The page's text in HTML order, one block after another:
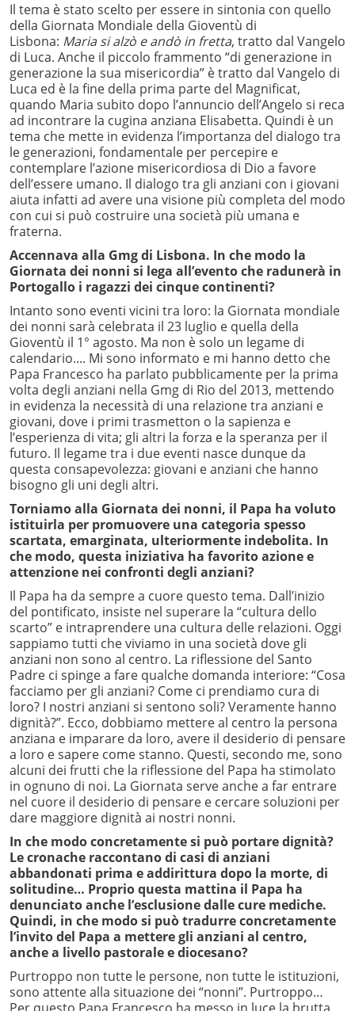
Il tema è stato scelto per essere in sintonia con quello
della Giornata Mondiale della Gioventù di
Lisbona: Maria si alzò e andò in fretta, tratto dal Vangelo
di Luca. Anche il piccolo frammento “di generazione in
generazione la sua misericordia” è tratto dal Vangelo di
Luca ed è la fine della prima parte del Magnificat,
quando Maria subito dopo l’annuncio dell’Angelo si reca
ad incontrare la cugina anziana Elisabetta. Quindi è un
tema che mette in evidenza l’importanza del dialogo tra
le generazioni, fondamentale per percepire e
contemplare l’azione misericordiosa di Dio a favore
dell’essere umano. Il dialogo tra gli anziani con i giovani
aiuta infatti ad avere una visione più completa del modo
con cui si può costruire una società più umana e
fraterna.
Accennava alla Gmg di Lisbona. In che modo la
Giornata dei nonni si lega all’evento che radunerà in
Portogallo i ragazzi dei cinque continenti?
Intanto sono eventi vicini tra loro: la Giornata mondiale
dei nonni sarà celebrata il 23 luglio e quella della
Gioventù il 1° agosto. Ma non è solo un legame di
calendario.... Mi sono informato e mi hanno detto che
Papa Francesco ha parlato pubblicamente per la prima
volta degli anziani nella Gmg di Rio del 2013, mettendo
in evidenza la necessità di una relazione tra anziani e
giovani, dove i primi trasmetton o la sapienza e
l’esperienza di vita; gli altri la forza e la speranza per il
futuro. Il legame tra i due eventi nasce dunque da
questa consapevolezza: giovani e anziani che hanno
bisogno gli uni degli altri.
Torniamo alla Giornata dei nonni, il Papa ha voluto
istituirla per promuovere una categoria spesso
scartata, emarginata, ulteriormente indebolita. In
che modo, questa iniziativa ha favorito azione e
attenzione nei confronti degli anziani?
Il Papa ha da sempre a cuore questo tema. Dall’inizio
del pontificato, insiste nel superare la “cultura dello
scarto” e intraprendere una cultura delle relazioni. Oggi
sappiamo tutti che viviamo in una società dove gli
anziani non sono al centro. La riflessione del Santo
Padre ci spinge a fare qualche domanda interiore: “Cosa
facciamo per gli anziani? Come ci prendiamo cura di
loro? I nostri anziani si sentono soli? Veramente hanno
dignità?”. Ecco, dobbiamo mettere al centro la persona
anziana e imparare da loro, avere il desiderio di pensare
a loro e sapere come stanno. Questi, secondo me, sono
alcuni dei frutti che la riflessione del Papa ha stimolato
in ognuno di noi. La Giornata serve anche a far entrare
nel cuore il desiderio di pensare e cercare soluzioni per
dare maggiore dignità ai nostri nonni.
In che modo concretamente si può portare dignità?
Le cronache raccontano di casi di anziani
abbandonati prima e addirittura dopo la morte, di
solitudine… Proprio questa mattina il Papa ha
denunciato anche l’esclusione dalle cure mediche.
Quindi, in che modo si può tradurre concretamente
l’invito del Papa a mettere gli anziani al centro,
anche a livello pastorale e diocesano?
Purtroppo non tutte le persone, non tutte le istituzioni,
sono attente alla situazione dei “nonni”. Purtroppo…